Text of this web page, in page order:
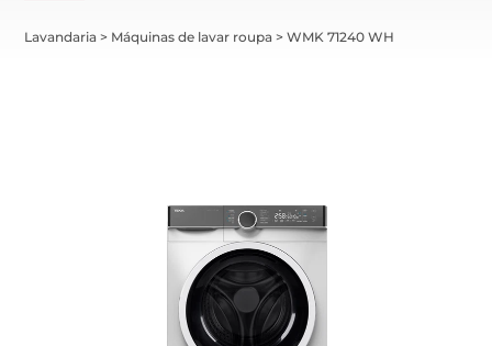
Lavandaria > Máquinas de lavar roupa >WMK 71240 WH